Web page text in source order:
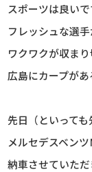
スポーツは良いで
フレッシュな選
ワクワクが収ま
広島にカープが
先日（といって
メルセデスベン
納車させていただ